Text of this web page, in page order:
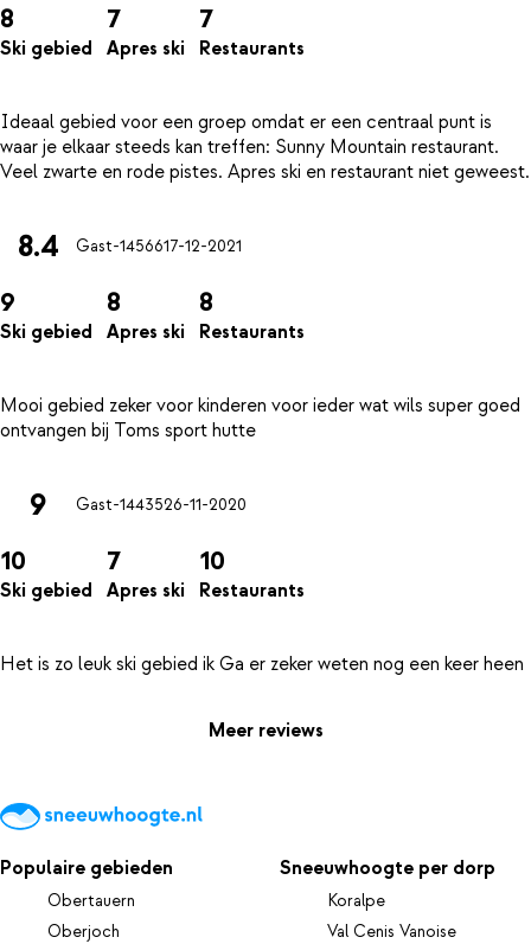
8
Ski gebied
7
Apres ski
7
Restaurants
Ideaal gebied voor een groep omdat er een centraal punt is
waar je elkaar steeds kan treffen: Sunny Mountain restaurant.
8.4 Gast-1456617-12-2021
9
Ski gebied
8
Apres ski
8
Restaurants
Mooi gebied zeker voor kinderen voor ieder wat wils super goed
9 Gast-1443526-11-2020
10
Ski gebied
7
Apres ski
10
Restaurants
Meer reviews
Populaire gebieden
Obertauern
Oberjoch
Sneeuwhoogte per dorp
Koralpe
Val Cenis Vanoise